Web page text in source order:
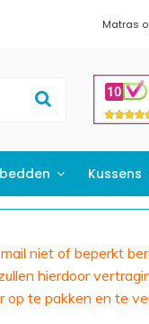
Matras
Kussens
niet of beperkt
hierdoor
op te pakken en te